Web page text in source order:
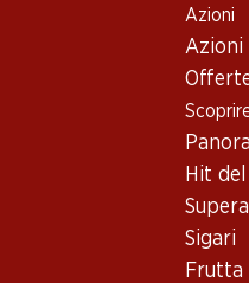
Azioni
Azioni
Hit
Sigari
Frutta
Bordeaux
Château Brane